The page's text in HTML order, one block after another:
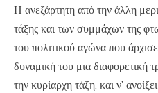
Η ανεξάρτητη από την άλλη
τάξης και των συμμάχων της
του πολιτικού αγώνα που
δυναμική του μια διαφορετική
την κυρίαρχη τάξη, και ν’